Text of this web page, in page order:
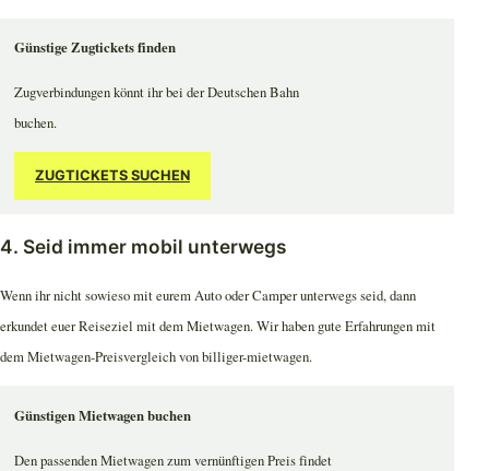
Günstige Zugtickets finden
Zugverbindungen könnt ihr bei der Deutschen Bahn
buchen.
ZUGTICKETS SUCHEN
4. Seid immer mobil unterwegs
Wenn ihr nicht sowieso mit eurem Auto oder Camper unterwegs seid, dann
erkundet euer Reiseziel mit dem Mietwagen. Wir haben gute Erfahrungen mit
dem Mietwagen-Preisvergleich von billiger-mietwagen.
Günstigen Mietwagen buchen
Den passenden Mietwagen zum vernünftigen Preis findet